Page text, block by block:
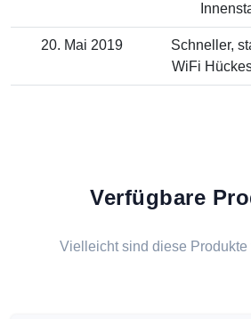
20. Mai 2019
Schneller,
WiFi
Verfügbare
Vielleicht sind diese Produkte